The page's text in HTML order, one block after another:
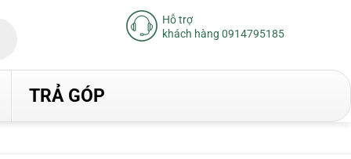
Hỗ trợ
khách hàng 0914795185
TRẢ GÓP